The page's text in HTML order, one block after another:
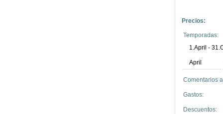
Precios:
Temporadas:
1.April -
April
Comentarios
Gastos:
Descuentos: